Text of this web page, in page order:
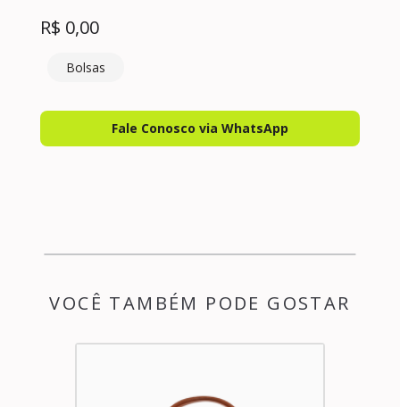
R$ 0,00
Bolsas
Fale Conosco via WhatsApp
VOCÊ TAMBÉM PODE GOSTAR